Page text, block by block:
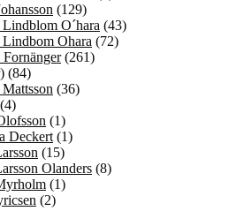
(129)
O´hara (43)
Ohara (72)
(261)
(84)
(36)
(4)
(1)
Deckert (1)
(15)
Olanders (8)
(1)
(2)